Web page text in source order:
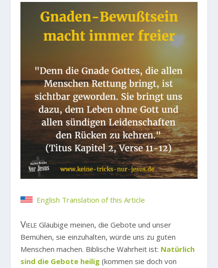
English Translation of this Article
Viele Gläubige meinen, die Gebote und unser
Bemühen, sie einzuhalten, würde uns zu guten
Menschen machen. Biblische Wahrheit ist: Natürlich
sind die Gebote heilig (kommen sie doch von